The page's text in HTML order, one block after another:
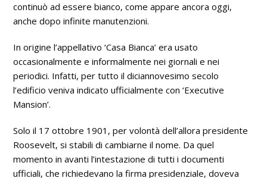
continuò ad essere bianco, come appare ancora oggi,
anche dopo infinite manutenzioni.
In origine l’appellativo ‘Casa Bianca’ era usato
occasionalmente e informalmente nei giornali e nei
periodici. Infatti, per tutto il diciannovesimo secolo
l’edificio veniva indicato ufficialmente con ‘Executive
Mansion’.
Solo il 17 ottobre 1901, per volontà dell’allora presidente
Roosevelt, si stabili di cambiarne il nome. Da quel
momento in avanti l’intestazione di tutti i documenti
ufficiali, che richiedevano la firma presidenziale, doveva